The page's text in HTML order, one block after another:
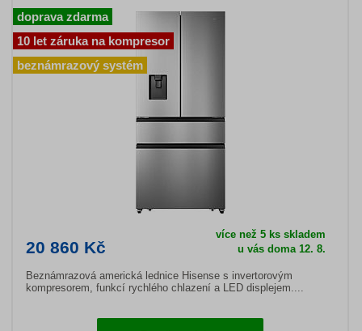
20 860 Kč
více než 5 ks skladem
u vás doma 12. 8.
Beznámrazová americká lednice Hisense s invertorovým
kompresorem, funkcí rychlého chlazení a LED displejem....
doprava zdarma
10 let záruka na kompresor
beznámrazový systém